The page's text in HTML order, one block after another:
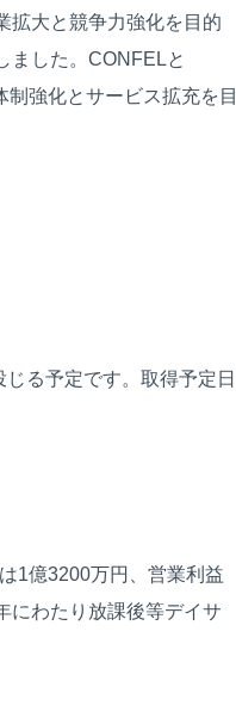
拡大と競争力強化を目的
ました。CONFELと
強化とサービス拡充を目
る予定です。取得予定日
1億3200万円、営業利益
にわたり放課後等デイサ